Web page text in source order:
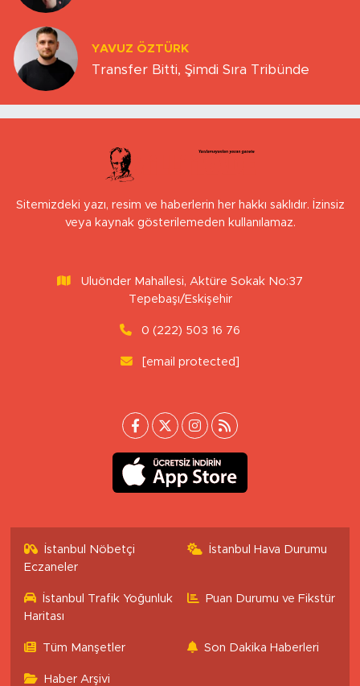
YAVUZ ÖZTÜRK
Transfer Bitti, Şimdi Sıra Tribünde
Sitemizdeki yazı, resim ve haberlerin her hakkı saklıdır. İzinsiz
veya kaynak gösterilemeden kullanılamaz.
Uluönder Mahallesi, Aktüre Sokak No:37
Tepebaşı/Eskişehir
0 (222) 503 16 76
[email protected]
İstanbul Nöbetçi
Eczaneler
İstanbul Hava Durumu
İstanbul Trafik Yoğunluk
Haritası
Puan Durumu ve Fikstür
Tüm Manşetler Son Dakika Haberleri
Haber Arşivi